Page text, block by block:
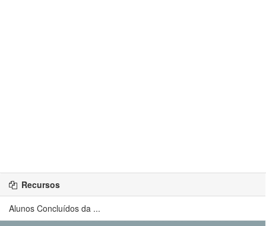
Recursos
Alunos Concluídos da ...